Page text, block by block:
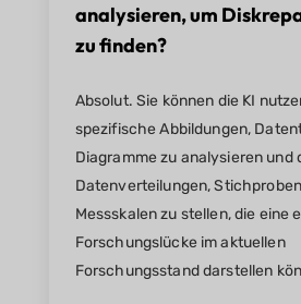
analysieren, um
zu finden?
Absolut. Sie können die KI
spezifische Abbildungen,
Diagramme zu analysieren und
Datenverteilungen,
Messskalen zu stellen, die eine
Forschungslücke im aktuellen
Forschungsstand darstellen